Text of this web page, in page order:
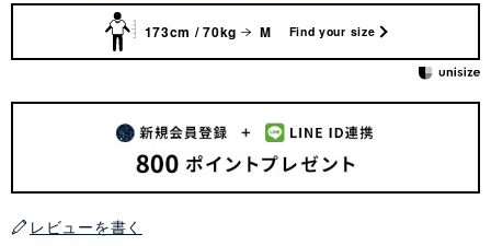
173cm / 70kg M Find your size
レビューを書く